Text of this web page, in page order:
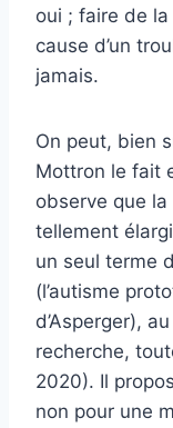
oui ; faire de la
cause d’un
jamais.
On peut, bien
Mottron le fait
observe que la
tellement
un seul terme
(l’autisme
d’Asperger),
recherche,
2020). Il
non pour une